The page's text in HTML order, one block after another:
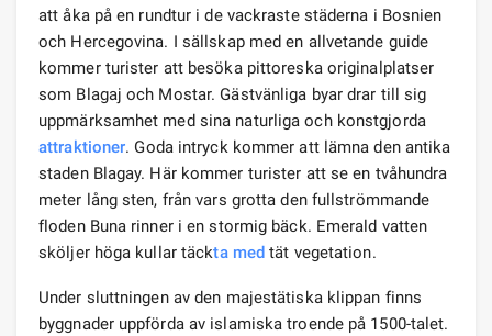
att åka på en rundtur i de vackraste städerna i Bosnien
och Hercegovina. I sällskap med en allvetande guide
kommer turister att besöka pittoreska originalplatser
som Blagaj och Mostar. Gästvänliga byar drar till sig
uppmärksamhet med sina naturliga och konstgjorda
attraktioner. Goda intryck kommer att lämna den antika
staden Blagay. Här kommer turister att se en tvåhundra
meter lång sten, från vars grotta den fullströmmande
floden Buna rinner i en stormig bäck. Emerald vatten
sköljer höga kullar täckta med tät vegetation.
Under sluttningen av den majestätiska klippan finns
byggnader uppförda av islamiska troende på 1500-talet.